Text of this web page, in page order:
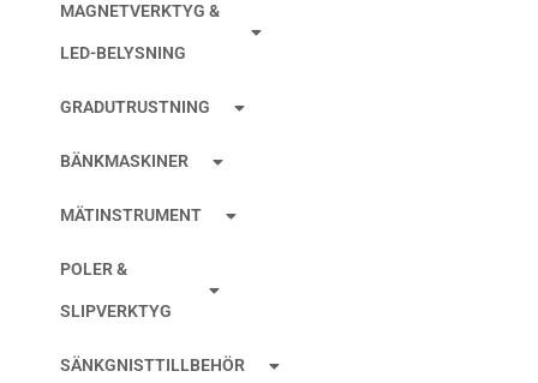
MAGNETVERKTYG &
LED-BELYSNING
GRADUTRUSTNING
BÄNKMASKINER
MÄTINSTRUMENT
POLER &
SLIPVERKTYG
SÄNKGNISTTILLBEHÖR